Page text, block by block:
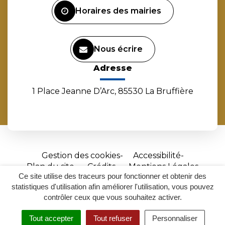
Ce site utilise des traceurs pour fonctionner et obtenir des
statistiques d'utilisation afin améliorer l'utilisation, vous pouvez
contrôler ceux que vous souhaitez activer.
Tout accepter Tout refuser Personnaliser
Horaires des mairies
Nous écrire
Adresse
1 Place Jeanne D’Arc, 85530 La Bruffière
Gestion des cookies
Accessibilité
Plan du site
Crédits
Mentions Légales
Site
réalisé
par
Inovagora